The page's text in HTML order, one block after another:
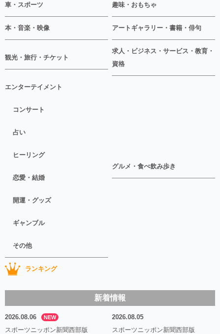
車・スポーツ 趣味・おもちゃ
本・音楽・映像 アートギャラリー・書籍・俳句
観光・旅行・チケット
求人・ビジネス・サービス・教育・
資格
エンターテイメント
コンサート
占い
ヒーリング
恋愛・結婚
開運・グッズ
ギャンブル
その他
グルメ・食べ飲み歩き
ランキング
新着情報
2026.08.06 NEW
スポーツニッポン新聞西部版
2026.08.05
スポーツニッポン新聞西部版